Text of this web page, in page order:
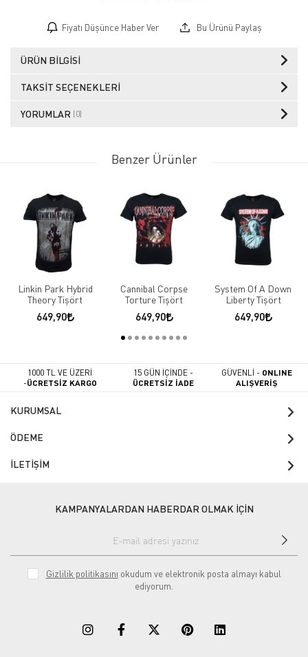
Fiyatı Düşünce Haber Ver Bu Ürünü Paylaş
ÜRÜN BILGISI
TAKSIT SEÇENEKLERI
YORUMLAR (0)
Benzer Ürünler
Linkin Park Hybrid
Theory Tişört
649,90
Cannibal Corpse
Torture Tişört
649,90
System Of A Down
Liberty Tişört
649,90
1000 TL VE ÜZERİ
-ÜCRETSİZ KARGO
15 GÜN İÇİNDE -
ÜCRETSİZ İADE
GÜVENLİ - ONLINE
ALIŞVERİŞ
KURUMSAL
ÖDEME
İLETİŞİM
KAMPANYALARDAN HABERDAR OLMAK İÇİN
Gizlilik politikasını okudum ve elektronik posta almayı kabul
ediyorum.